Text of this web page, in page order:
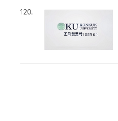
120.